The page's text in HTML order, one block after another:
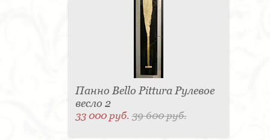
Панно Bello Pittura Рулевое
весло 2
33 000 руб.39 600 руб.